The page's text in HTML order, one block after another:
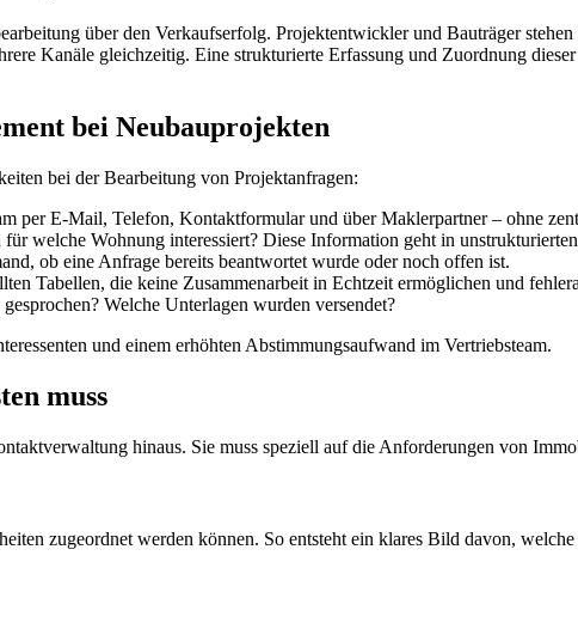
über den Verkaufserfolg. Projektentwickler und Bauträger
Kanäle gleichzeitig. Eine strukturierte Erfassung und Zuordnung
bei Neubauprojekten
bei der Bearbeitung von Projektanfragen:
per E-Mail, Telefon, Kontaktformular und über Maklerpartner – ohne
für welche Wohnung interessiert? Diese Information geht in
ob eine Anfrage bereits beantwortet wurde oder noch offen ist.
Tabellen, die keine Zusammenarbeit in Echtzeit ermöglichen und
Welche Unterlagen wurden versendet?
und einem erhöhten Abstimmungsaufwand im Vertriebsteam.
muss
hinaus. Sie muss speziell auf die Anforderungen von
zugeordnet werden können. So entsteht ein klares Bild davon,